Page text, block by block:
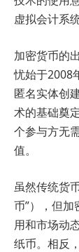
虚拟会计系统
加密货币的
忧始于2008
匿名实体创
术的基础奠
个参与方无
值。
虽然传统货
币”），但
用和市场动
纸币。相反